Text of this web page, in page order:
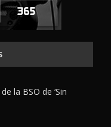
la BSO de ‘Sin